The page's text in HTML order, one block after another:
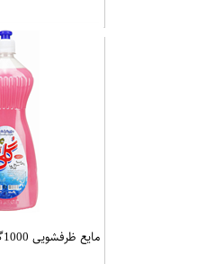
مایع ظرفشویی 1000گرمی گلی